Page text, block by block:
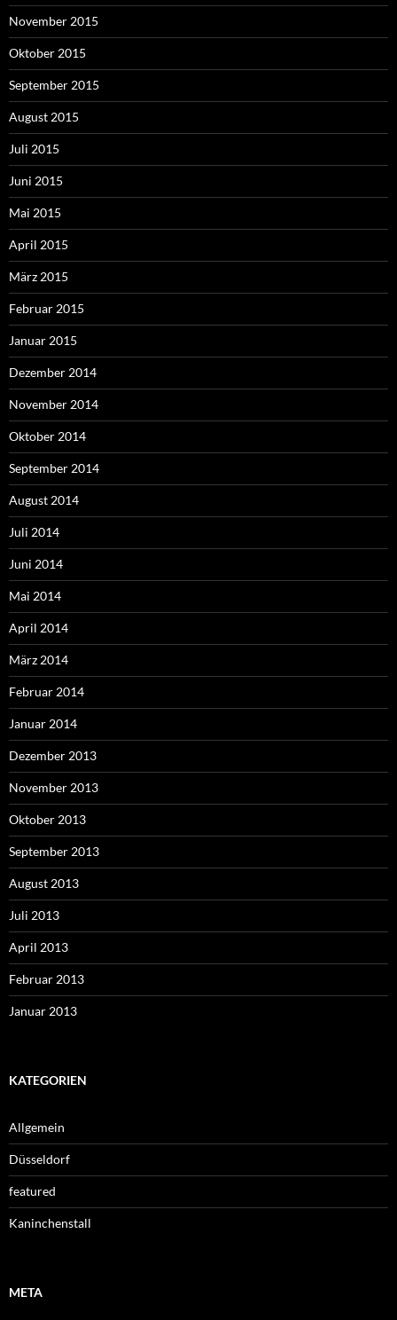
November 2015
Oktober 2015
September 2015
August 2015
Juli 2015
Juni 2015
Mai 2015
April 2015
März 2015
Februar 2015
Januar 2015
Dezember 2014
November 2014
Oktober 2014
September 2014
August 2014
Juli 2014
Juni 2014
Mai 2014
April 2014
März 2014
Februar 2014
Januar 2014
Dezember 2013
November 2013
Oktober 2013
September 2013
August 2013
Juli 2013
April 2013
Februar 2013
Januar 2013
KATEGORIEN
Allgemein
Düsseldorf
featured
Kaninchenstall
META